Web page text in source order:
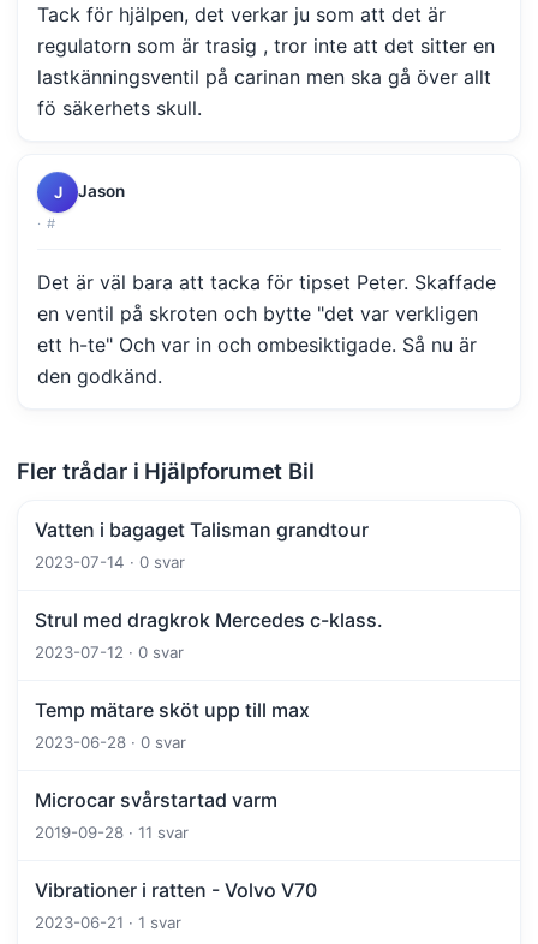
Tack för hjälpen, det verkar ju som att det är
regulatorn som är trasig , tror inte att det sitter en
lastkänningsventil på carinan men ska gå över allt
fö säkerhets skull.
J Jason
· #
Det är väl bara att tacka för tipset Peter. Skaffade
en ventil på skroten och bytte "det var verkligen
ett h-te" Och var in och ombesiktigade. Så nu är
den godkänd.
Fler trådar i Hjälpforumet Bil
Vatten i bagaget Talisman grandtour
2023-07-14 · 0 svar
Strul med dragkrok Mercedes c-klass.
2023-07-12 · 0 svar
Temp mätare sköt upp till max
2023-06-28 · 0 svar
Microcar svårstartad varm
2019-09-28 · 11 svar
Vibrationer i ratten - Volvo V70
2023-06-21 · 1 svar